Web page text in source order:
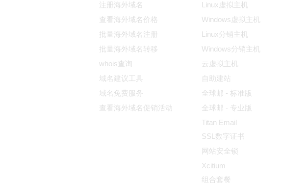
注册海外域名
查看海外域名价格
批量海外域名注册
批量海外域名转移
whois查询
域名建议工具
域名免费服务
查看海外域名促销活动
Linux虚拟主机
Windows虚拟主机
Linux分销主机
Windows分销主机
云虚拟主机
自助建站
全球邮 - 标准版
全球邮 - 专业版
Titan Email
SSL数字证书
网站安全锁
Xcitium
组合套餐